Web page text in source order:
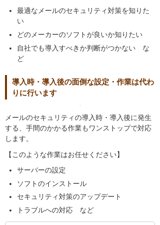
最適なメールのセキュリティ対策を知りた
い
どのメーカーのソフトが良いか知りたい
自社でも導入すべきか判断がつかない な
ど
導入時・導入後の面倒な設定・作業は代わ
りに行います
メールのセキュリティの導入時・導入後に発生
する、手間のかかる作業もワンストップで対応
します。
【このような作業はお任せください】
サーバーの設定
ソフトのインストール
セキュリティ対策のアップデート
トラブルへの対応 など